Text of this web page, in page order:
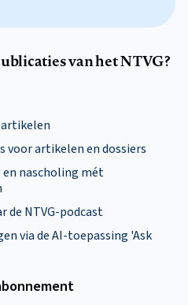
van het NTVG?
voor artikelen en dossiers
nascholing mét
de NTVG-podcast
via de AI-toepassing 'Ask